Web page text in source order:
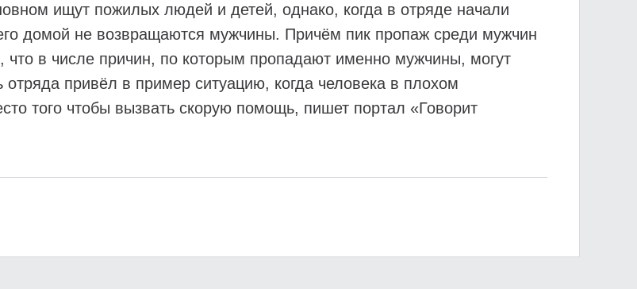
ищут пожилых людей и детей, однако, когда в отряде начали
домой не возвращаются мужчины. Причём пик пропаж среди мужчин
в числе причин, по которым пропадают именно мужчины, могут
привёл в пример ситуацию, когда человека в плохом
того чтобы вызвать скорую помощь, пишет портал «Говорит